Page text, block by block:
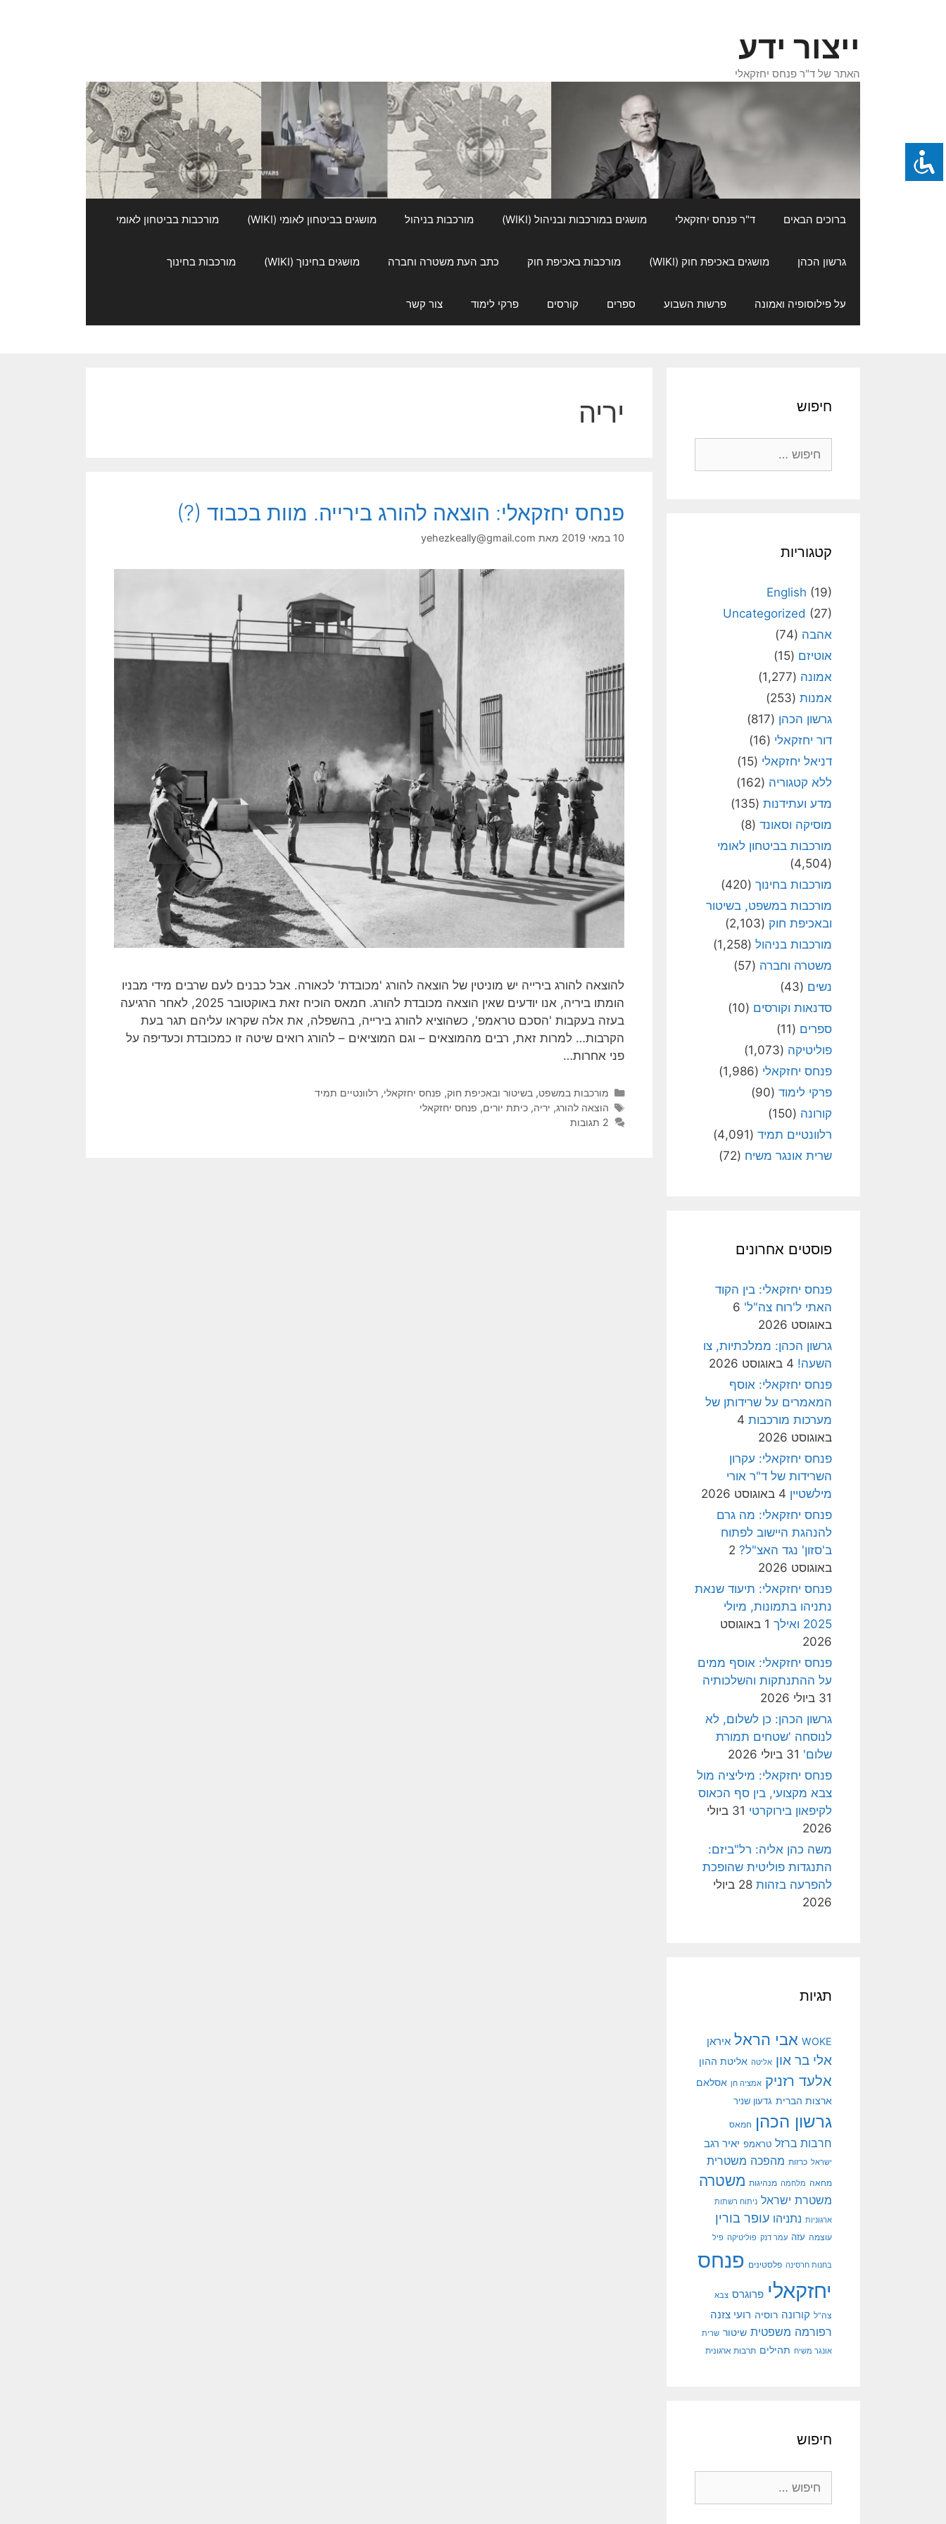
ייצור ידע
האתר של ד"ר פנחס יחזקאלי
ברוכים הבאים ד"ר פנחס יחזקאלי מושגים במורכבות ובניהול (WIKI) מורכבות בניהול מושגים בביטחון לאומי (WIKI) מורכבות בביטחון לאומי
גרשון הכהן מושגים באכיפת חוק (WIKI) מורכבות באכיפת חוק כתב העת משטרה וחברה מושגים בחינוך (WIKI) מורכבות בחינוך
על פילוסופיה ואמונה פרשות השבוע ספרים קורסים פרקי לימוד צור קשר
יריה
פנחס יחזקאלי: הוצאה להורג בירייה. מוות בכבוד (?)
10 במאי 2019 מאת yehezkeally@gmail.com
להוצאה להורג בירייה יש מוניטין של הוצאה להורג 'מכובדת' לכאורה. אבל כבנים לעם שרבים מידי מבניו
הומתו ביריה, אנו יודעים שאין הוצאה מכובדת להורג. חמאס הוכיח זאת באוקטובר 2025, לאחר הרגיעה
בעזה בעקבות 'הסכם טראמפ', כשהוציא להורג בירייה, בהשפלה, את אלה שקראו עליהם תגר בעת
הקרבות… למרות זאת, רבים מהמוצאים – וגם המוציאים – להורג רואים שיטה זו כמכובדת וכעדיפה על
פני אחרות…
קטגוריות
מורכבות במשפט, בשיטור ובאכיפת חוק, פנחס יחזקאלי, רלוונטיים תמיד
תגיות
הוצאה להורג, יריה, כיתת יורים, פנחס יחזקאלי
2 תגובות
חיפוש
קטגוריות
English (19)
Uncategorized (27)
אהבה (74)
אוטיזם (15)
אמונה (1,277)
אמנות (253)
גרשון הכהן (817)
דור יחזקאלי (16)
דניאל יחזקאלי (15)
ללא קטגוריה (162)
מדע ועתידנות (135)
מוסיקה וסאונד (8)
מורכבות בביטחון לאומי
(4,504)
מורכבות בחינוך (420)
מורכבות במשפט, בשיטור
ובאכיפת חוק (2,103)
מורכבות בניהול (1,258)
משטרה וחברה (57)
נשים (43)
סדנאות וקורסים (10)
ספרים (11)
פוליטיקה (1,073)
פנחס יחזקאלי (1,986)
פרקי לימוד (90)
קורונה (150)
רלוונטיים תמיד (4,091)
שרית אונגר משיח (72)
פוסטים אחרונים
פנחס יחזקאלי: בין הקוד
האתי ל'רוח צה"ל' 6
באוגוסט 2026
גרשון הכהן: ממלכתיות, צו
השעה! 4 באוגוסט 2026
פנחס יחזקאלי: אוסף
המאמרים על שרידותן של
מערכות מורכבות 4
באוגוסט 2026
פנחס יחזקאלי: עקרון
השרידות של ד"ר אורי
מילשטיין 4 באוגוסט 2026
פנחס יחזקאלי: מה גרם
להנהגת היישוב לפתוח
ב'סזון' נגד האצ"ל? 2
באוגוסט 2026
פנחס יחזקאלי: תיעוד שנאת
נתניהו בתמונות, מיולי
2025 ואילך
1 באוגוסט
2026
פנחס יחזקאלי: אוסף ממים
על ההתנתקות והשלכותיה
31 ביולי 2026
גרשון הכהן: כן לשלום, לא
לנוסחה 'שטחים תמורת
שלום' 31 ביולי 2026
פנחס יחזקאלי: מיליציה מול
צבא מקצועי, בין סף הכאוס
לקיפאון בירוקרטי
31 ביולי
2026
משה כהן אליה: רל"ביזם:
התנגדות פוליטית שהופכת
להפרעה בזהות
28 ביולי
2026
תגיות
WOKE אבי הראל איראן
אלי בר און אליטה אליטת ההון
אלעד רזניק אמציה חן אסלאם
ארצות הברית גדעון שניר
גרשון הכהן חמאס
חרבות ברזל טראמפ יאיר רגב
ישראל כרזות מהפכה משטרית
מחאה מלחמה מנהיגות משטרה
משטרת ישראל ניתוח רשתות
ארגוניות נתניהו עופר בורין
עוצמה עזה עמר דנק פוליטיקה פיל
בחנות חרסינה פלסטינים פנחס
יחזקאלי פרוגרס צבא
צה"ל קורונה רוסיה רועי צזנה
רפורמה משפטית שיטור שרית
אונגר משיח תהילים תרבות ארגונית
חיפוש